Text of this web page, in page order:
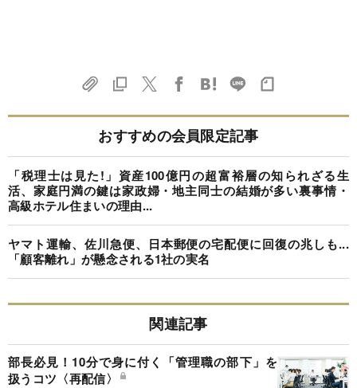
おすすめの会員限定記事
「税理士は見た!」資産100億円の超富裕層の知られざる生
活、家庭円満の鍵は家政婦・地主同士の結婚が多い裏事情・
高級ホテル住まいの理由...
ヤマト運輸、佐川急便、日本郵便の宅配便に回復の兆しも...
「顧客離れ」が懸念される1社の実名
関連記事
部長必見！10分で身に付く「管理職の部下」を
扱うコツ〈再配信〉